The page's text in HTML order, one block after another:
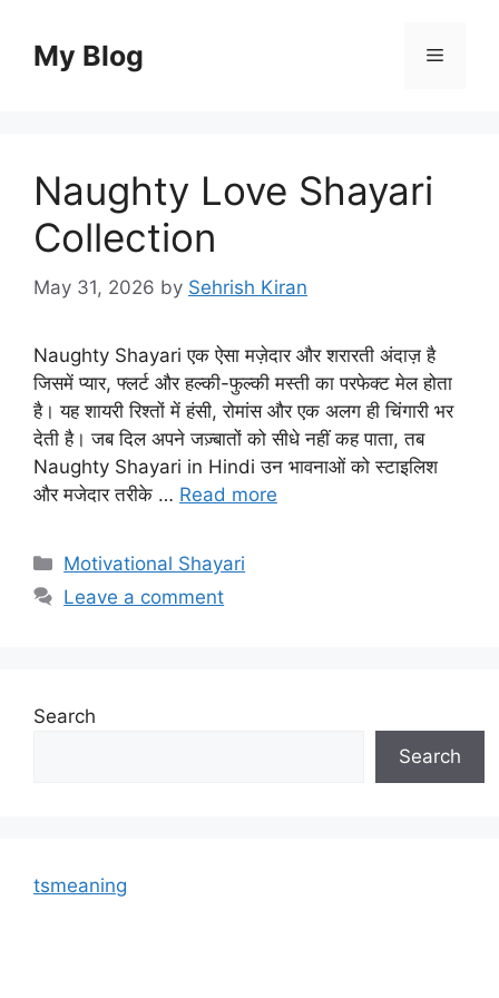
contentMy Blog Menu
Naughty Love Shayari
Collection
May 31, 2026 by Sehrish Kiran
Naughty Shayari एक ऐसा मज़ेदार और शरारती अंदाज़ है
जिसमें प्यार, फ्लर्ट और हल्की-फुल्की मस्ती का परफेक्ट मेल होता
है। यह शायरी रिश्तों में हंसी, रोमांस और एक अलग ही चिंगारी भर
देती है। जब दिल अपने जज़्बातों को सीधे नहीं कह पाता, तब
Naughty Shayari in Hindi उन भावनाओं को स्टाइलिश
और मजेदार तरीके … Read more
Categories
Motivational Shayari
Leave a comment
Search
Search
tsmeaning